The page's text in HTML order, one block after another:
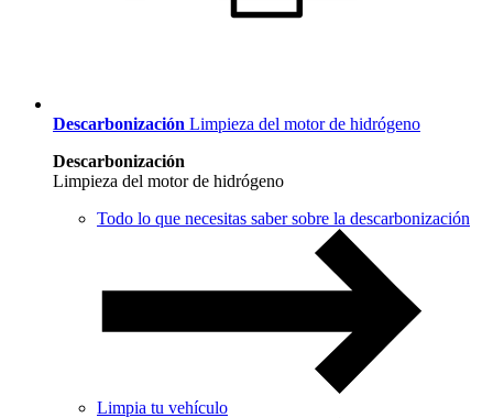
Descarbonización Limpieza del motor de hidrógeno
Descarbonización
Limpieza del motor de hidrógeno
Todo lo que necesitas saber sobre la descarbonización
Limpia tu vehículo